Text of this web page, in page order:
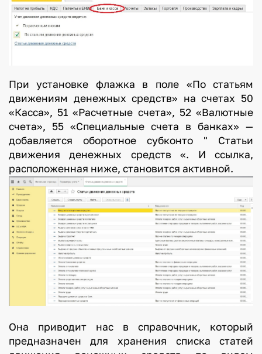
При установке флажка в поле «По статьям
движениям денежных средств» на счетах 50
«Касса», 51 «Расчетные счета», 52 «Валютные
счета», 55 «Специальные счета в банках» —
добавляется оборотное субконто " Статьи
движения денежных средств «. И ссылка,
расположенная ниже, становится активной.
Она приводит нас в справочник, который
предназначен для хранения списка статей